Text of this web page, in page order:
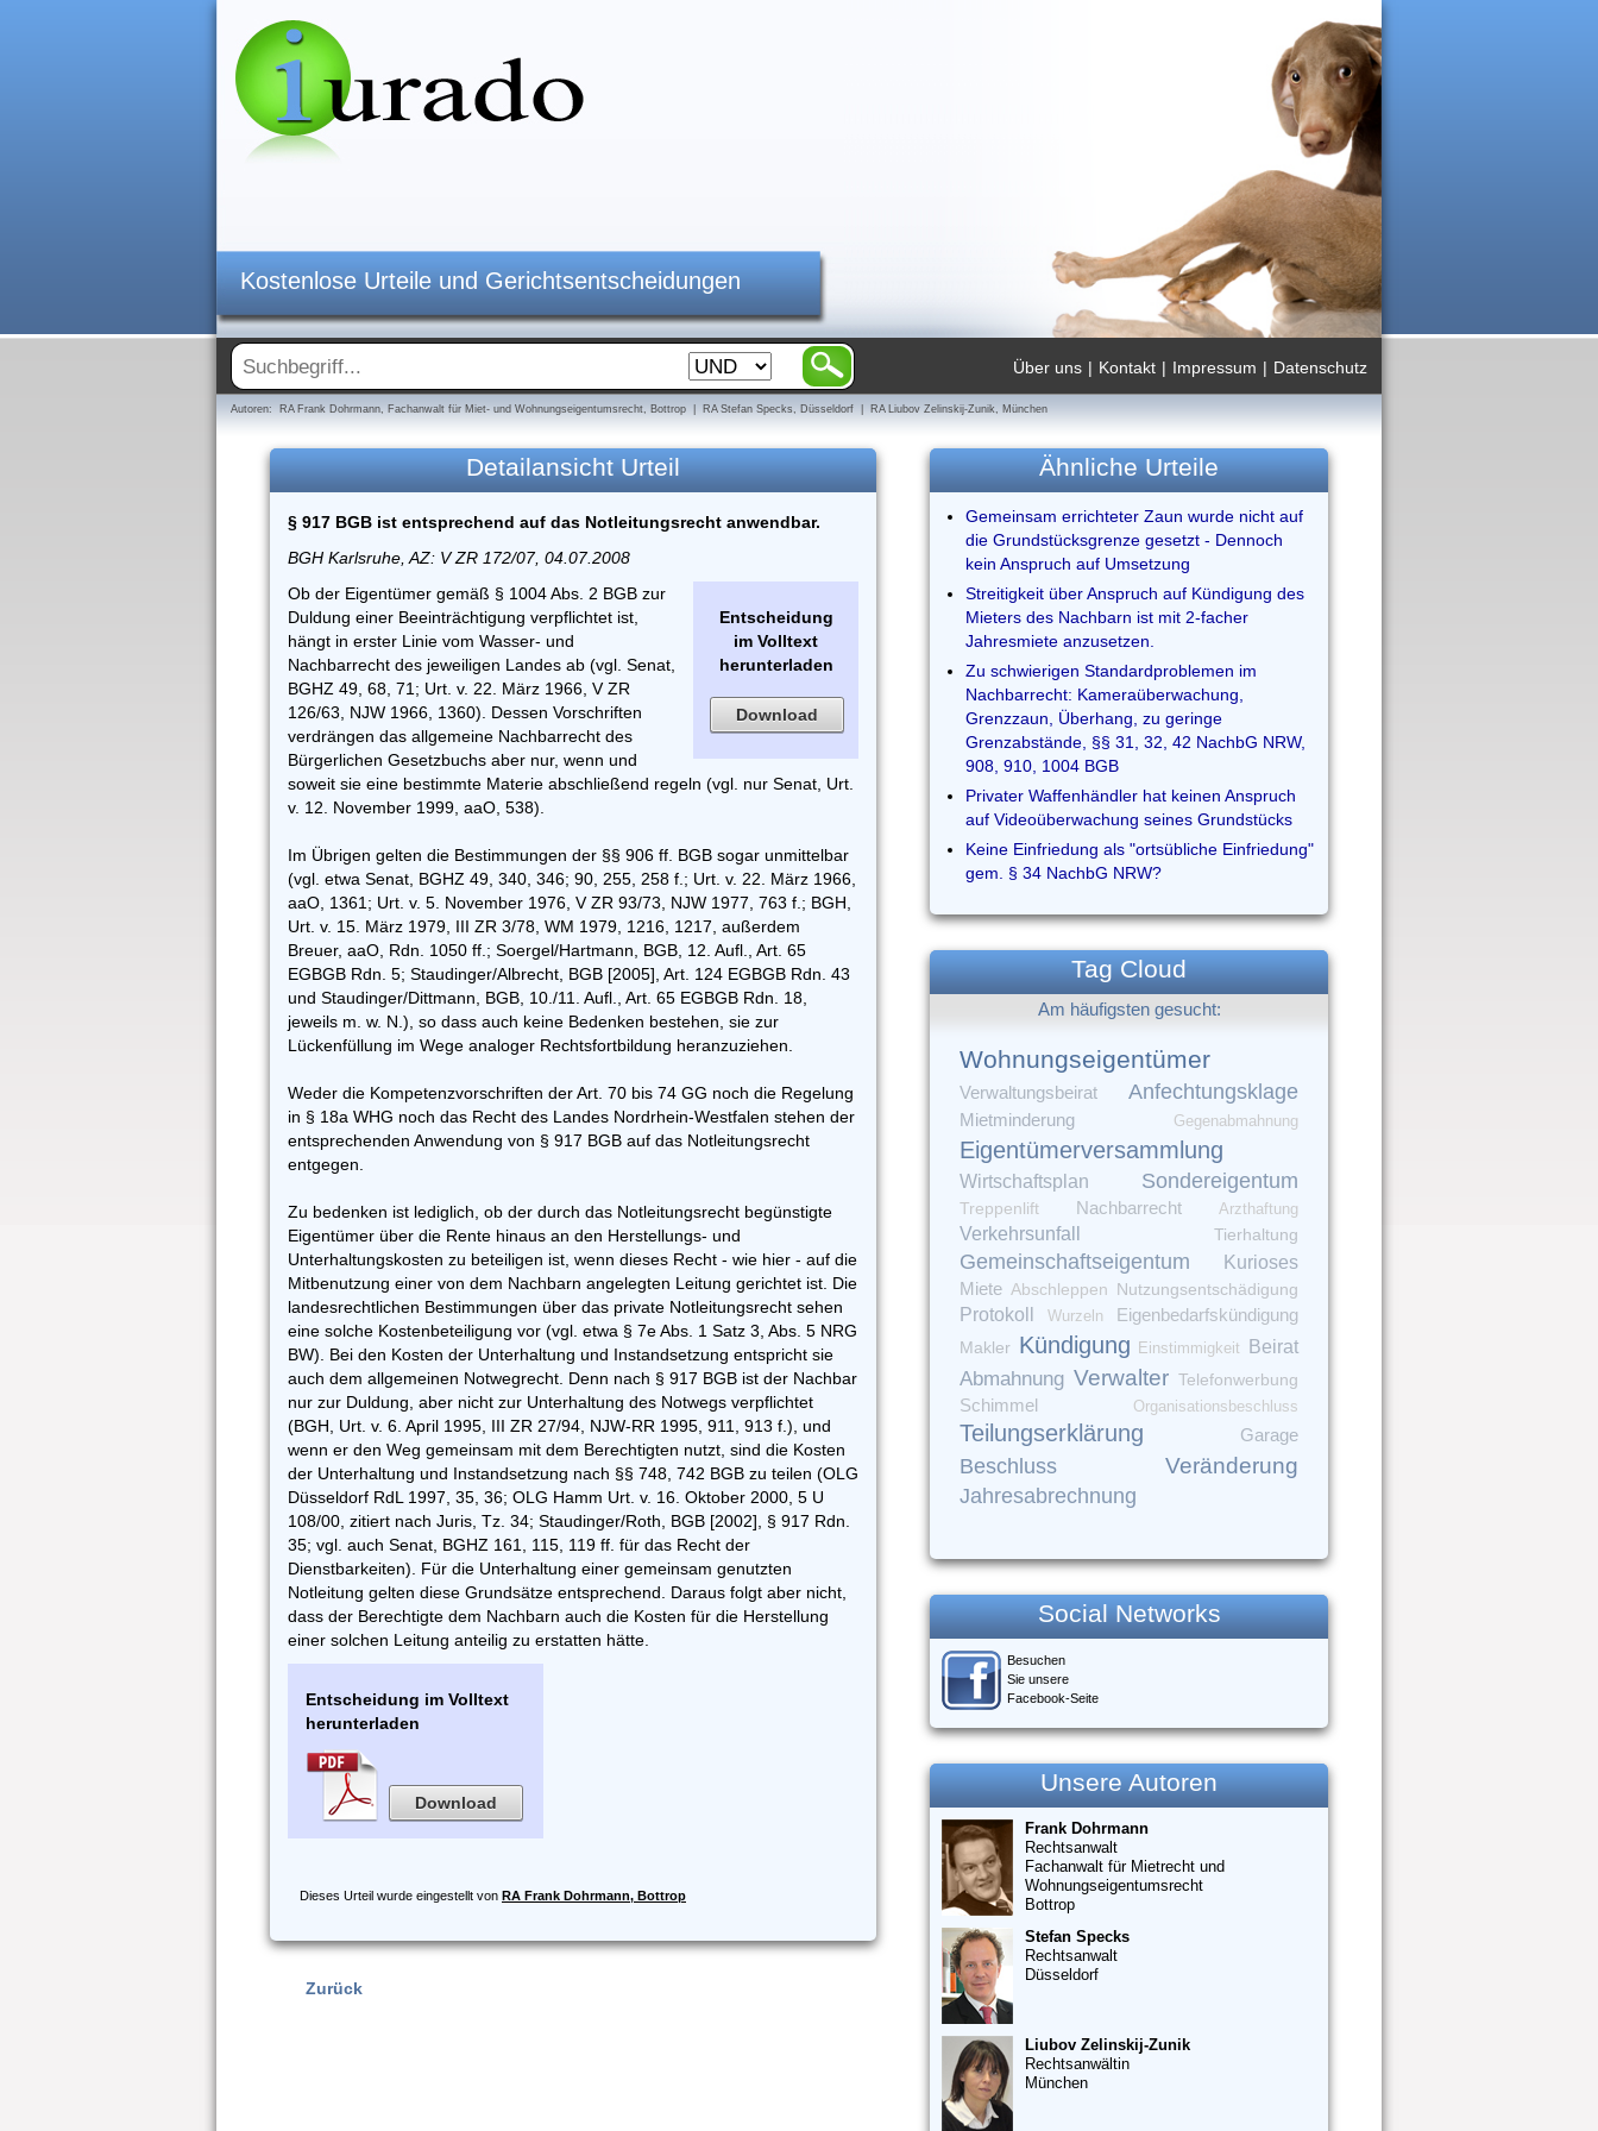
Kostenlose Urteile und Gerichtsentscheidungen
Datenschutz
|
Impressum
|
Kontakt
|
Über uns
Autoren: RA Frank Dohrmann, Fachanwalt für Miet- und Wohnungseigentumsrecht, Bottrop | RA Stefan Specks, Düsseldorf | RA Liubov Zelinskij-Zunik, München
Detailansicht Urteil
§ 917 BGB ist entsprechend auf das Notleitungsrecht anwendbar.
BGH Karlsruhe, AZ: V ZR 172/07, 04.07.2008
Entscheidung
im Volltext
herunterladen
Download
Ob der Eigentümer gemäß § 1004 Abs. 2 BGB zur
Duldung einer Beeinträchtigung verpflichtet ist,
hängt in erster Linie vom Wasser- und
Nachbarrecht des jeweiligen Landes ab (vgl. Senat,
BGHZ 49, 68, 71; Urt. v. 22. März 1966, V ZR
126/63, NJW 1966, 1360). Dessen Vorschriften
verdrängen das allgemeine Nachbarrecht des
Bürgerlichen Gesetzbuchs aber nur, wenn und
soweit sie eine bestimmte Materie abschließend regeln (vgl. nur Senat, Urt.
v. 12. November 1999, aaO, 538).
Im Übrigen gelten die Bestimmungen der §§ 906 ff. BGB sogar unmittelbar
(vgl. etwa Senat, BGHZ 49, 340, 346; 90, 255, 258 f.; Urt. v. 22. März 1966,
aaO, 1361; Urt. v. 5. November 1976, V ZR 93/73, NJW 1977, 763 f.; BGH,
Urt. v. 15. März 1979, III ZR 3/78, WM 1979, 1216, 1217, außerdem
Breuer, aaO, Rdn. 1050 ff.; Soergel/Hartmann, BGB, 12. Aufl., Art. 65
EGBGB Rdn. 5; Staudinger/Albrecht, BGB [2005], Art. 124 EGBGB Rdn. 43
und Staudinger/Dittmann, BGB, 10./11. Aufl., Art. 65 EGBGB Rdn. 18,
jeweils m. w. N.), so dass auch keine Bedenken bestehen, sie zur
Lückenfüllung im Wege analoger Rechtsfortbildung heranzuziehen.
Weder die Kompetenzvorschriften der Art. 70 bis 74 GG noch die Regelung
in § 18a WHG noch das Recht des Landes Nordrhein-Westfalen stehen der
entsprechenden Anwendung von § 917 BGB auf das Notleitungsrecht
entgegen.
Zu bedenken ist lediglich, ob der durch das Notleitungsrecht begünstigte
Eigentümer über die Rente hinaus an den Herstellungs- und
Unterhaltungskosten zu beteiligen ist, wenn dieses Recht - wie hier - auf die
Mitbenutzung einer von dem Nachbarn angelegten Leitung gerichtet ist. Die
landesrechtlichen Bestimmungen über das private Notleitungsrecht sehen
eine solche Kostenbeteiligung vor (vgl. etwa § 7e Abs. 1 Satz 3, Abs. 5 NRG
BW). Bei den Kosten der Unterhaltung und Instandsetzung entspricht sie
auch dem allgemeinen Notwegrecht. Denn nach § 917 BGB ist der Nachbar
nur zur Duldung, aber nicht zur Unterhaltung des Notwegs verpflichtet
(BGH, Urt. v. 6. April 1995, III ZR 27/94, NJW-RR 1995, 911, 913 f.), und
wenn er den Weg gemeinsam mit dem Berechtigten nutzt, sind die Kosten
der Unterhaltung und Instandsetzung nach §§ 748, 742 BGB zu teilen (OLG
Düsseldorf RdL 1997, 35, 36; OLG Hamm Urt. v. 16. Oktober 2000, 5 U
108/00, zitiert nach Juris, Tz. 34; Staudinger/Roth, BGB [2002], § 917 Rdn.
35; vgl. auch Senat, BGHZ 161, 115, 119 ff. für das Recht der
Dienstbarkeiten). Für die Unterhaltung einer gemeinsam genutzten
Notleitung gelten diese Grundsätze entsprechend. Daraus folgt aber nicht,
dass der Berechtigte dem Nachbarn auch die Kosten für die Herstellung
einer solchen Leitung anteilig zu erstatten hätte.
Entscheidung im Volltext
herunterladen
Download
Dieses Urteil wurde eingestellt von RA Frank Dohrmann, Bottrop
Zurück
Ähnliche Urteile
Gemeinsam errichteter Zaun wurde nicht auf
die Grundstücksgrenze gesetzt - Dennoch
kein Anspruch auf Umsetzung
Streitigkeit über Anspruch auf Kündigung des
Mieters des Nachbarn ist mit 2-facher
Jahresmiete anzusetzen.
Zu schwierigen Standardproblemen im
Nachbarrecht: Kameraüberwachung,
Grenzzaun, Überhang, zu geringe
Grenzabstände, §§ 31, 32, 42 NachbG NRW,
908, 910, 1004 BGB
Privater Waffenhändler hat keinen Anspruch
auf Videoüberwachung seines Grundstücks
Keine Einfriedung als "ortsübliche Einfriedung"
gem. § 34 NachbG NRW?
Tag Cloud
Am häufigsten gesucht:
Wohnungseigentümer
Verwaltungsbeirat Anfechtungsklage
Mietminderung Gegenabmahnung
Eigentümerversammlung
Wirtschaftsplan Sondereigentum
Treppenlift Nachbarrecht Arzthaftung
Verkehrsunfall Tierhaltung
Gemeinschaftseigentum Kurioses
Miete Abschleppen Nutzungsentschädigung
Protokoll Wurzeln
Eigenbedarfskündigung
Makler Kündigung Einstimmigkeit Beirat
Abmahnung Verwalter Telefonwerbung
Schimmel
Organisationsbeschluss
Teilungserklärung Garage
Beschluss Veränderung
Jahresabrechnung
Social Networks
Besuchen
Sie unsere
Facebook-Seite
Unsere Autoren
Frank Dohrmann
Rechtsanwalt
Fachanwalt für Mietrecht und
Wohnungseigentumsrecht
Bottrop
Stefan Specks
Rechtsanwalt
Düsseldorf
Liubov Zelinskij-Zunik
Rechtsanwältin
München